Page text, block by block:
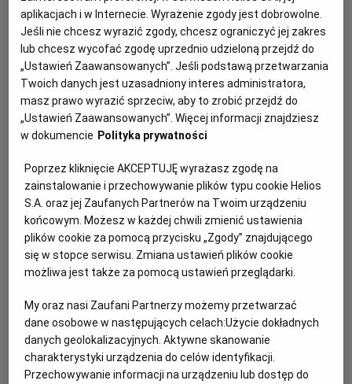
Każde miasto ma swojego Spider-Mana –
KONKURS!
Z okazji premiery filmu „Spider-Man: Całkiem nowy dzień”
chcemy udowodnić, że każdy z nas może zostać Spider-
Manem w swoim otoczeniu.
aplikacjach i w Internecie. Wyrażenie zgody jest dobrowolne.
Jeśli nie chcesz wyrazić zgody, chcesz ograniczyć jej zakres
lub chcesz wycofać zgodę uprzednio udzieloną przejdź do
„Ustawień Zaawansowanych”. Jeśli podstawą przetwarzania
Twoich danych jest uzasadniony interes administratora,
masz prawo wyrazić sprzeciw, aby to zrobić przejdź do
„Ustawień Zaawansowanych”. Więcej informacji znajdziesz
w dokumencie Polityka prywatności
Poprzez kliknięcie AKCEPTUJĘ wyrażasz zgodę na
zainstalowanie i przechowywanie plików typu cookie Helios
S.A. oraz jej Zaufanych Partnerów na Twoim urządzeniu
końcowym. Możesz w każdej chwili zmienić ustawienia
plików cookie za pomocą przycisku „Zgody” znajdującego
się w stopce serwisu. Zmiana ustawień plików cookie
możliwa jest także za pomocą ustawień przeglądarki.
My oraz nasi Zaufani Partnerzy możemy przetwarzać
dane osobowe w następujących celach:Użycie dokładnych
danych geolokalizacyjnych. Aktywne skanowanie
charakterystyki urządzenia do celów identyfikacji.
Przechowywanie informacji na urządzeniu lub dostęp do